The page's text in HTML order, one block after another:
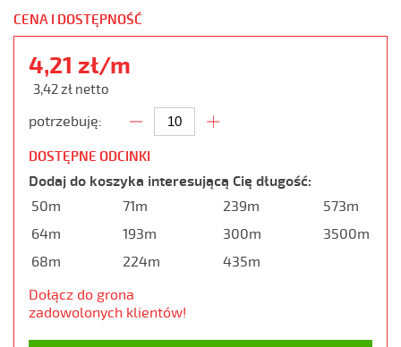
CENA I DOSTĘPNOŚĆ
4,21 zł/m
3,42 zł netto
potrzebuję:
DOSTĘPNE ODCINKI
Dodaj do koszyka interesującą Cię długość:
50m
64m
68m
71m
193m
224m
239m
300m
435m
573m
3500m
Dołącz do grona
zadowolonych klientów!